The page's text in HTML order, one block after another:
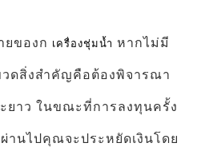
ยของก เครื่องชุ่มน้ำ หากไม่มี
วดสิ่งสำคัญคือต้องพิจารณา
ยาว ในขณะที่การลงทุนครั้ง
านไปคุณจะประหยัดเงินโดย